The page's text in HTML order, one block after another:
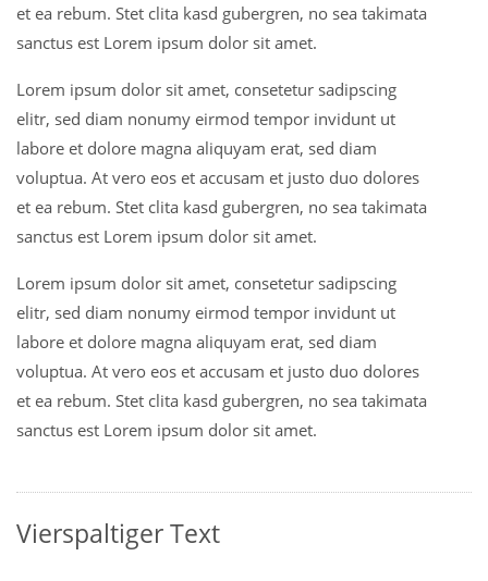
et ea rebum. Stet clita kasd gubergren, no sea takimata
sanctus est Lorem ipsum dolor sit amet.
Lorem ipsum dolor sit amet, consetetur sadipscing
elitr, sed diam nonumy eirmod tempor invidunt ut
labore et dolore magna aliquyam erat, sed diam
voluptua. At vero eos et accusam et justo duo dolores
et ea rebum. Stet clita kasd gubergren, no sea takimata
sanctus est Lorem ipsum dolor sit amet.
Lorem ipsum dolor sit amet, consetetur sadipscing
elitr, sed diam nonumy eirmod tempor invidunt ut
labore et dolore magna aliquyam erat, sed diam
voluptua. At vero eos et accusam et justo duo dolores
et ea rebum. Stet clita kasd gubergren, no sea takimata
sanctus est Lorem ipsum dolor sit amet.
Vierspaltiger Text